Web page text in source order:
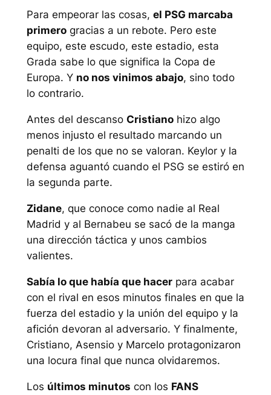
Para empeorar las cosas, el PSG marcaba
primerogracias a un rebote. Pero este
equipo, este escudo, este estadio, esta
Grada sabe lo que significa la Copa de
Europa. Y no nos vinimos abajo, sino todo
lo contrario.
Antes del descanso Cristianohizo algo
menos injusto el resultado marcando un
penalti de los que no se valoran. Keylor y la
defensa aguantó cuando el PSG se estiró en
la segunda parte.
Zidane, que conoce como nadie al Real
Madrid y al Bernabeu se sacó de la manga
una dirección táctica y unos cambios
valientes.
Sabía lo que había que hacerpara acabar
con el rival en esos minutos finales en que la
fuerza del estadio y la unión del equipo y la
afición devoran al adversario. Y finalmente,
Cristiano, Asensio y Marcelo protagonizaron
una locura final que nunca olvidaremos.
Los últimos minutos con los FANS